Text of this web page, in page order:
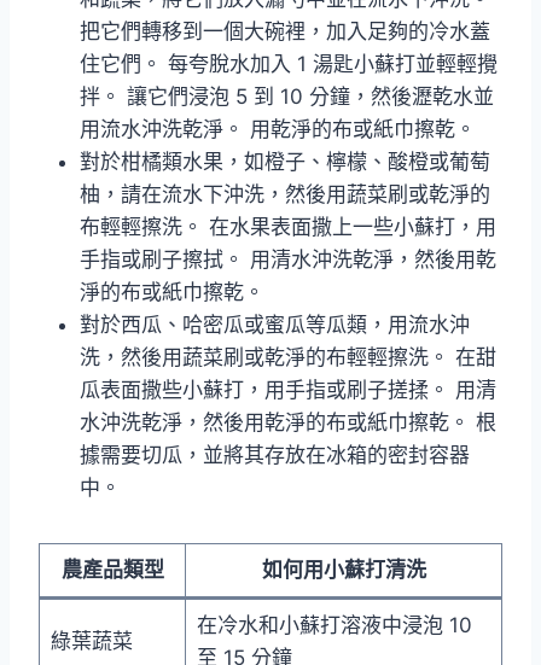
把它們轉移到一個大碗裡，加入足夠的冷水蓋
住它們。 每夸脫水加入 1 湯匙小蘇打並輕輕攪
拌。 讓它們浸泡 5 到 10 分鐘，然後瀝乾水並
用流水沖洗乾淨。 用乾淨的布或紙巾擦乾。
對於柑橘類水果，如橙子、檸檬、酸橙或葡萄
柚，請在流水下沖洗，然後用蔬菜刷或乾淨的
布輕輕擦洗。 在水果表面撒上一些小蘇打，用
手指或刷子擦拭。 用清水沖洗乾淨，然後用乾
淨的布或紙巾擦乾。
對於西瓜、哈密瓜或蜜瓜等瓜類，用流水沖
洗，然後用蔬菜刷或乾淨的布輕輕擦洗。 在甜
瓜表面撒些小蘇打，用手指或刷子搓揉。 用清
水沖洗乾淨，然後用乾淨的布或紙巾擦乾。 根
據需要切瓜，並將其存放在冰箱的密封容器
中。
農產品類型 如何用小蘇打清洗
綠葉蔬菜
在冷水和小蘇打溶液中浸泡 10
至 15 分鐘